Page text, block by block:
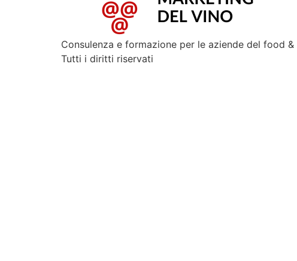
Consulenza e formazione per le aziende del food &
Tutti i diritti riservati